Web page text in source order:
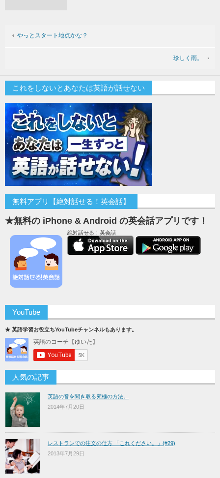
やっとスタート地点かな？
珍しく雨。
これをしないとあなたは英語が話せない
無料アプリ【絶対話せる！英会話】
★無料の iPhone & Android の英会話アプリです！
絶対話せる！英会話
YouTube
★ 英語学習お役立ちYouTubeチャンネルもあります。
人気の記事
英語の音を聞き取る究極の方法。
2014年7月20日
レストランでの注文の仕方 「これください。」(#29)
2013年7月29日